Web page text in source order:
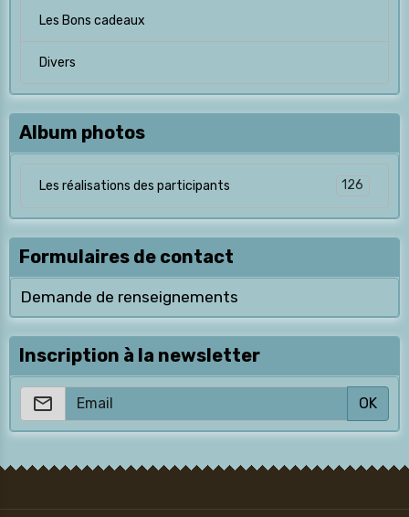
Les Bons cadeaux
Divers
Album photos
Les réalisations des participants 126
Formulaires de contact
Demande de renseignements
Inscription à la newsletter
OK